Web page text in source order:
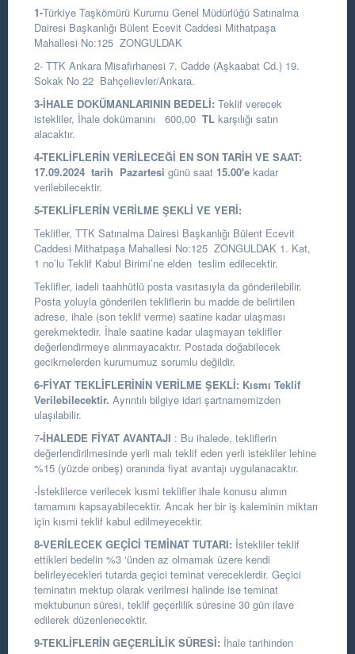
1-Türkiye Taşkömürü Kurumu Genel Müdürlüğü Satınalma
Dairesi Başkanlığı Bülent Ecevit Caddesi Mithatpaşa
Mahallesi No:125 ZONGULDAK
2- TTK Ankara Misafirhanesi 7. Cadde (Aşkaabat Cd.) 19.
Sokak No 22 Bahçelievler/Ankara.
3-İHALE DOKÜMANLARININ BEDELİ: Teklif verecek
istekliler, İhale dokümanını 600,00 TL karşılığı satın
alacaktır.
4-TEKLİFLERİN VERİLECEĞİ EN SON TARİH VE SAAT:
17.09.2024 tarih Pazartesi günü saat 15.00'e kadar
verilebilecektir.
5-TEKLİFLERİN VERİLME ŞEKLİ VE YERİ:
Teklifler, TTK Satınalma Dairesi Başkanlığı Bülent Ecevit
Caddesi Mithatpaşa Mahallesi No:125 ZONGULDAK 1. Kat,
1 no’lu Teklif Kabul Birimi’ne elden teslim edilecektir.
Teklifler, iadeli taahhütlü posta vasıtasıyla da gönderilebilir.
Posta yoluyla gönderilen tekliflerin bu madde de belirtilen
adrese, ihale (son teklif verme) saatine kadar ulaşması
gerekmektedir. İhale saatine kadar ulaşmayan teklifler
değerlendirmeye alınmayacaktır. Postada doğabilecek
gecikmelerden kurumumuz sorumlu değildir.
6-FİYAT TEKLİFLERİNİN VERİLME ŞEKLİ: Kısmı Teklif
Verilebilecektir. Ayrıntılı bilgiye idari şartnamemizden
ulaşılabilir.
7-İHALEDE FİYAT AVANTAJI : Bu ihalede, tekliflerin
değerlendirilmesinde yerli malı teklif eden yerli istekliler lehine
%15 (yüzde onbeş) oranında fiyat avantajı uygulanacaktır.
-İsteklilerce verilecek kısmi teklifler ihale konusu alımın
tamamını kapsayabilecektir. Ancak her bir iş kaleminin miktarı
için kısmi teklif kabul edilmeyecektir.
8-VERİLECEK GEÇİCİ TEMİNAT TUTARI: İstekliler teklif
ettikleri bedelin %3 ‘ünden az olmamak üzere kendi
belirleyecekleri tutarda geçici teminat vereceklerdir. Geçici
teminatın mektup olarak verilmesi halinde ise teminat
mektubunun süresi, teklif geçerlilik süresine 30 gün ilave
edilerek düzenlenecektir.
9-TEKLİFLERİN GEÇERLİLİK SÜRESİ: İhale tarihinden